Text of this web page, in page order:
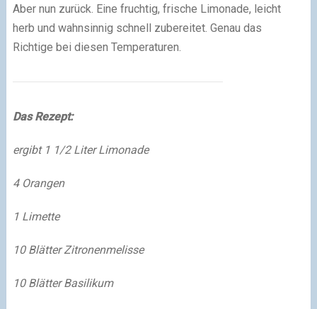
Aber nun zurück. Eine fruchtig, frische Limonade, leicht
herb und wahnsinnig schnell zubereitet. Genau das
Richtige bei diesen Temperaturen.
Das Rezept:
ergibt 1 1/2 Liter Limonade
4 Orangen
1 Limette
10 Blätter Zitronenmelisse
10 Blätter Basilikum